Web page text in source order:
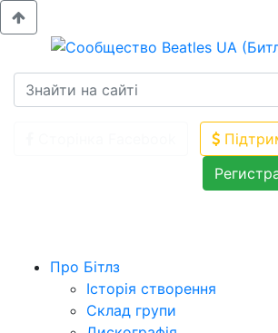
Про Бітлз
Історія створення
Склад групи